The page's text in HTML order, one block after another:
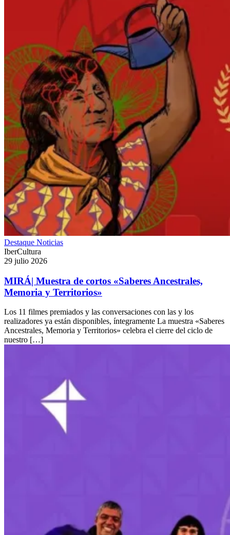
Destaque Noticias
IberCultura
29 julio 2026
MIRÁ| Muestra de cortos «Saberes Ancestrales,
Memoria y Territorios»
Los 11 filmes premiados y las conversaciones con las y los
realizadores ya están disponibles, íntegramente La muestra «Saberes
Ancestrales, Memoria y Territorios» celebra el cierre del ciclo de
nuestro […]